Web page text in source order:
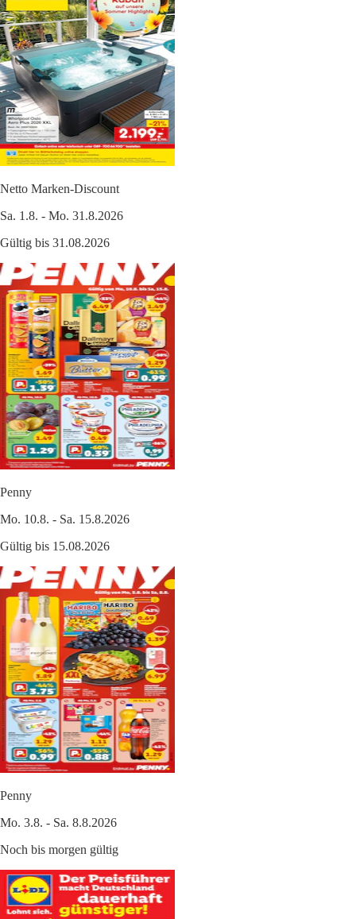
Netto Marken-Discount
Sa. 1.8. - Mo. 31.8.2026
Gültig bis 31.08.2026
Penny
Mo. 10.8. - Sa. 15.8.2026
Gültig bis 15.08.2026
Penny
Mo. 3.8. - Sa. 8.8.2026
Noch bis morgen gültig